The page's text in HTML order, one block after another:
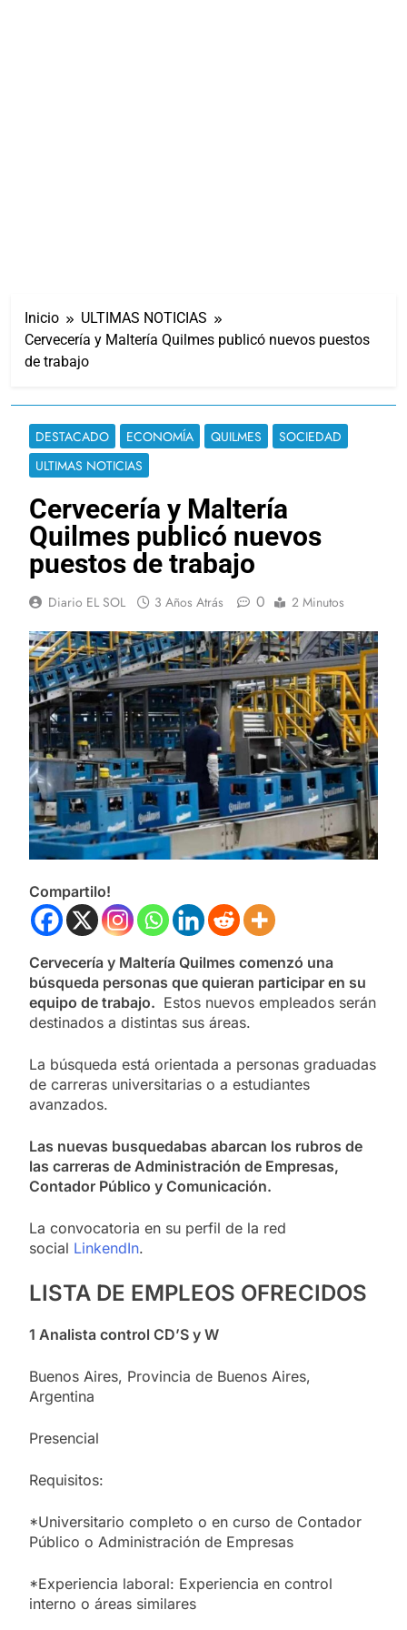
Inicio
ULTIMAS NOTICIAS
Cervecería y Maltería Quilmes publicó nuevos puestos
de trabajo
DESTACADO ECONOMÍA QUILMES
SOCIEDAD
ULTIMAS NOTICIAS
Cervecería y Maltería
Quilmes publicó nuevos
puestos de trabajo
Diario EL SOL 3 Años Atrás 0 2 Minutos
Compartilo!
Cervecería y Maltería Quilmes comenzó una
búsqueda personas que quieran participar en su
equipo de trabajo. Estos nuevos empleados serán
destinados a distintas sus áreas.
La búsqueda está orientada a personas graduadas
de carreras universitarias o a estudiantes
avanzados.
Las nuevas busquedabas abarcan los rubros de
las carreras de Administración de Empresas,
Contador Público y Comunicación.
La convocatoria en su perfil de la red
social LinkendIn.
LISTA DE EMPLEOS OFRECIDOS
1 Analista control CD’S y W
Buenos Aires, Provincia de Buenos Aires,
Argentina
Presencial
Requisitos:
*Universitario completo o en curso de Contador
Público o Administración de Empresas
*Experiencia laboral: Experiencia en control
interno o áreas similares